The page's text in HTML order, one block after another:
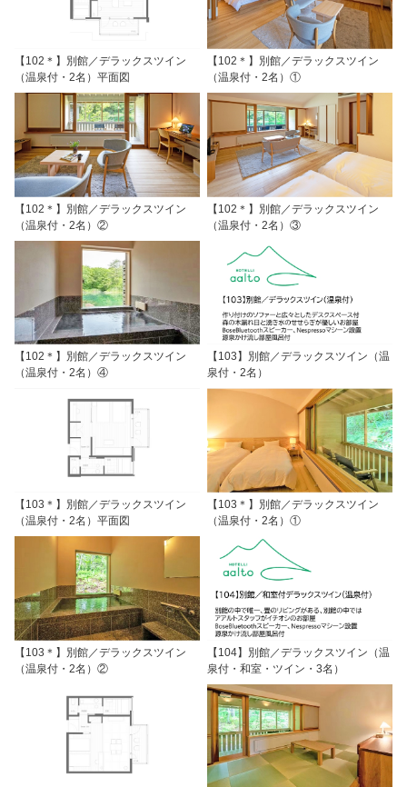
【102＊】別館／デラックスツイン
（温泉付・2名）平面図
【102＊】別館／デラックスツイン
（温泉付・2名）①
【102＊】別館／デラックスツイン
（温泉付・2名）②
【102＊】別館／デラックスツイン
（温泉付・2名）③
【102＊】別館／デラックスツイン
（温泉付・2名）④
【103】別館／デラックスツイン（温
泉付・2名）
【103＊】別館／デラックスツイン
（温泉付・2名）平面図
【103＊】別館／デラックスツイン
（温泉付・2名）①
【103＊】別館／デラックスツイン
（温泉付・2名）②
【104】別館／デラックスツイン（温
泉付・和室・ツイン・3名）